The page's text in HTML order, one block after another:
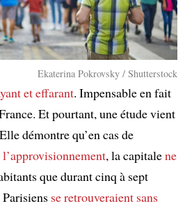
Ekaterina Pokrovsky / Shutterstock
et effarant. Impensable en fait
Et pourtant, une étude vient
démontre qu’en cas de
l’approvisionnement, la capitalene
que durant cinq à sept
se retrouveraient sans